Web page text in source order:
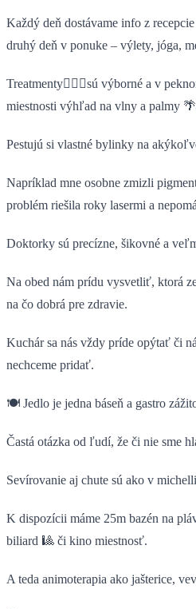
Každý deň dostávame info z
druhý deň v ponuke – výlety, jóga,
Treatmenty🧖🏼‍♀️sú výborné a v
miestnosti výhľad na vlny a palmy
Pestujú si vlastné bylinky na
Napríklad mne osobne zmizli
problém riešila roky lasermi a
Doktorky sú precízne, šikovné a
Na obed nám prídu vysvetliť, ktorá
na čo dobrá pre zdravie.
Kuchár sa nás vždy príde opýtať či
nechceme pridať.
🍽 Jedlo je jedna báseň a gastro
Častá otázka od ľudí, že či nie sme
Sevírovanie aj chute sú ako v
K dispozícii máme 25m bazén na
biliard 🎱 či kino miestnosť.
A teda animoterapia ako jašterice,